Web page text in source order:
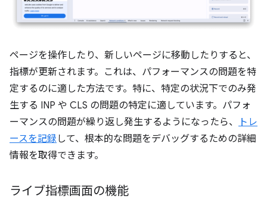
ページを操作したり、新しいページに移動したりすると、
指標が更新されます。これは、パフォーマンスの問題を特
定するのに適した方法です。特に、特定の状況下でのみ発
生する INP や CLS の問題の特定に適しています。パフォ
ーマンスの問題が繰り返し発生するようになったら、
トレ
ースを記録 して、根本的な問題をデバッグするための詳細
情報を取得できます。
ライブ指標画面の機能